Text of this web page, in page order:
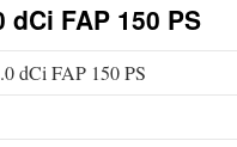
FAP 150 PS
dCi FAP 150 PS